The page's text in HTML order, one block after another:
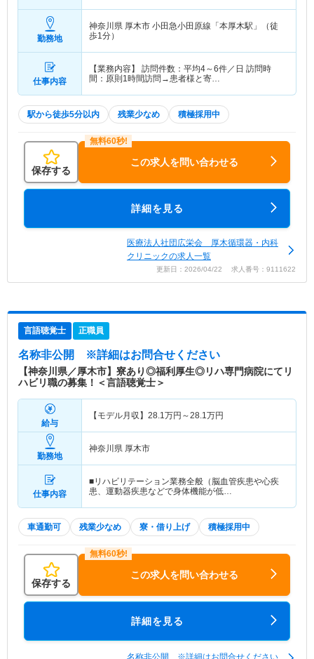
勤務地
神奈川県 厚木市 小田急小田原線「本厚木駅」（徒
歩1分）
仕事内容
【業務内容】 訪問件数：平均4～6件／日 訪問時
間：原則1時間訪問→患者様と寄…
駅から徒歩5分以内 残業少なめ 積極採用中
保存する
この求人を問い合わせる
詳細を見る
医療法人社団広栄会 厚木循環器・内科
クリニックの求人一覧
更新日：2026/04/22 求人番号：9111622
言語聴覚士 正職員
名称非公開 ※詳細はお問合せください
【神奈川県／厚木市】寮あり◎福利厚生◎リハ専門病院にてリ
ハビリ職の募集！＜言語聴覚士＞
給与
【モデル月収】 28.1万円～28.1万円
勤務地
神奈川県 厚木市
仕事内容
■リハビリテーション業務全般（脳血管疾患や心疾
患、運動器疾患などで身体機能が低…
車通勤可 残業少なめ 寮・借り上げ 積極採用中
保存する
この求人を問い合わせる
詳細を見る
名称非公開 ※詳細はお問合せください